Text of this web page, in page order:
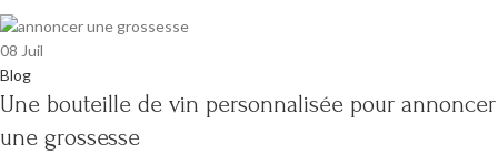
08 Juil
Blog
Une bouteille de vin personnalisée pour annoncer
une grossesse